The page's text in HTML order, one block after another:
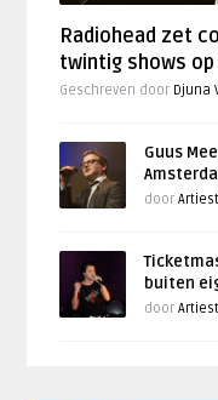
Radiohead zet
twintig shows
Geschreven door Djuna
Guus
door
buiten
door